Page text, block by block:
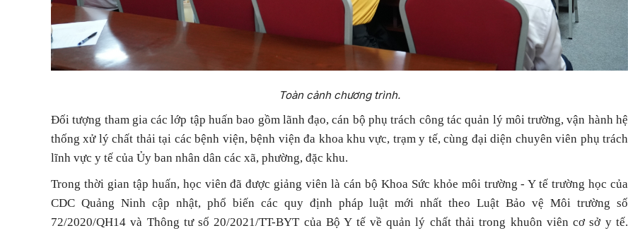
Toàn cảnh chương trình.
Đối tượng tham gia các lớp tập huấn bao gồm lãnh đạo, cán bộ phụ trách công tác quản lý môi trường, vận hành hệ
thống xử lý chất thải tại các bệnh viện, bệnh viện đa khoa khu vực, trạm y tế, cùng đại diện chuyên viên phụ trách
lĩnh vực y tế của Ủy ban nhân dân các xã, phường, đặc khu.
Trong thời gian tập huấn, học viên đã được giảng viên là cán bộ Khoa Sức khỏe môi trường - Y tế trường học của
CDC Quảng Ninh cập nhật, phổ biến các quy định pháp luật mới nhất theo Luật Bảo vệ Môi trường số
72/2020/QH14 và Thông tư số 20/2021/TT-BYT của Bộ Y tế về quản lý chất thải trong khuôn viên cơ sở y tế.